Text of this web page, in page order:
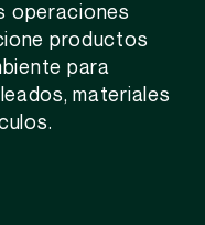
operaciones
productos
para
materiales